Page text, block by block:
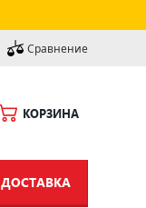
Сравнение
КОРЗИНА
ДОСТАВКА